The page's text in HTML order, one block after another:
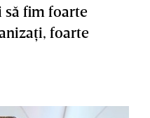
să fim foarte
foarte